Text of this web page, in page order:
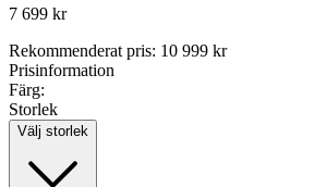
7 699 kr
Rekommenderat pris: 10 999 kr
Prisinformation
Färg:
Storlek
Välj storlek